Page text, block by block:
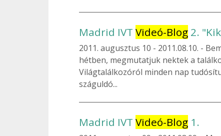
Madrid IVT Videó-Blog 2.
2011. augusztus 10
2011.08.10. -
hétben, megmutatjuk nektek a
Világtalálkozóról minden nap
száguldó...
Madrid IVT Videó-Blog 1.